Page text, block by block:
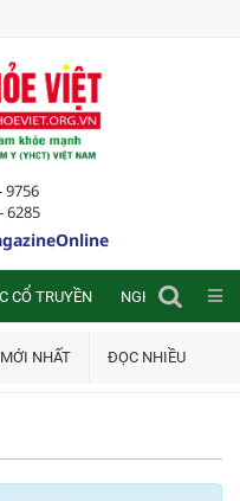
9756
6285
CỔ TRUYỀN NGHIÊN CỨU
MỚI NHẤT ĐỌC NHIỀU